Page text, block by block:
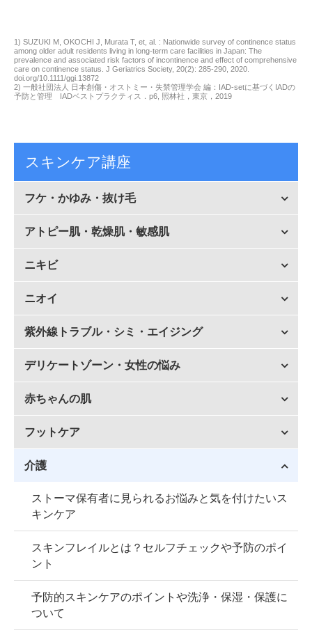
1) SUZUKI M, OKOCHI J, Murata T, et, al. : Nationwide survey of continence status
among older adult residents living in long-term care facilities in Japan: The
prevalence and associated risk factors of incontinence and effect of comprehensive
care on continence status. J Geriatrics Society, 20(2): 285-290, 2020.
doi.org/10.1111/ggi.13872
2) 一般社団法人 日本創傷・オストミー・失禁管理学会 編：IAD-setに基づくIADの
予防と管理 IADベストプラクティス．p6, 照林社，東京，2019
スキンケア講座
フケ・かゆみ・抜け毛
アトピー肌・乾燥肌・敏感肌
ニキビ
ニオイ
紫外線トラブル・シミ・エイジング
デリケートゾーン・女性の悩み
赤ちゃんの肌
フットケア
介護
ストーマ保有者に見られるお悩みと気を付けたいス
キンケア
スキンフレイルとは？セルフチェックや予防のポイ
ント
予防的スキンケアのポイントや洗浄・保湿・保護に
ついて